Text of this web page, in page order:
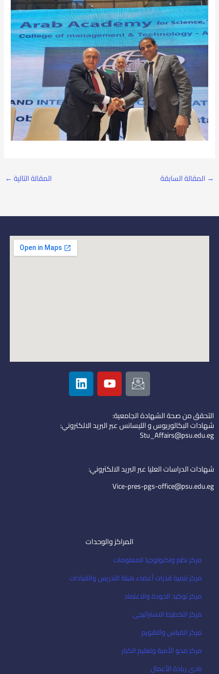
→ المقالة السابقة المقالة التالية ←
I
c
o
n
-
e
i
l
Y
o
u
u
b
L
i
n
e
d
التحقق من صحة الشهادة الجامعية:
شهادات البكالوريوس و الليسانس عبر البريد الالكتروني:
Stu_Affairs@psu.edu.eg
شهادات الدراسات العليا عبر البريد الالكتروني:
Vice-pres-pgs-office@psu.edu.eg
المراكز والوحدات
مركز نظم وتكنولوجيا المعلومات
مركز تنمية قدرات أعضاء هيئة التدريس والقيادات
مركز توكيد الجودة والاعتماد
مركز التخطيط الاستراتيجى
مركز القياس والتقويم
مركز محو الأمية وتعليم الكبار
نادى ريادة الأعمال